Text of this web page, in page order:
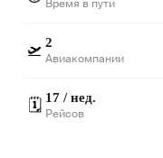
Время в пути
🛫 2
Авиакомпании
🗓️ 17 / нед.
Рейсов